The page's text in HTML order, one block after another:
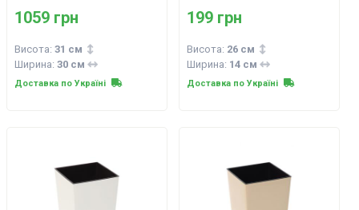
1059 грн
Висота: 31 см
Ширина: 30 см
Доставка по Україні
199 грн
Висота: 26 см
Ширина: 14 см
Доставка по Україні